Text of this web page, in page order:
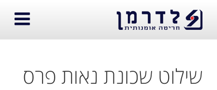
שילוט שכונת נאות פרס